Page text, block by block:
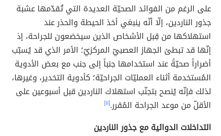
على الرغم من الفوائد الصحيّة العديدة التي تُقدّمها عشبة
جذور الناردين، إلّا أنّه ينبغي أخذ الحيطة والحذر عند
استهلاكها من قِبل الأشخاص الذين سيخضعون للجراحة، إذ
إنّها قد تبطئ الجهاز العصبيّ المركزيّ؛ الأمر الذي قد يُسبّب
أضراراً صحيّةً عند استخدامها جنباً إلى جنب مع بعض الأدوية
المُستخدمة أثناء العمليّات الجراحيّة؛ كأدوية التخدير، وغيرها،
لذلك فإنّه يُنصح بتجنّب استهلاك الناردين قبل أسبوعين على
الأقلّ من موعد الجراحة المُقرر.[١١]
التداخلات الدوائية مع جذور الناردين